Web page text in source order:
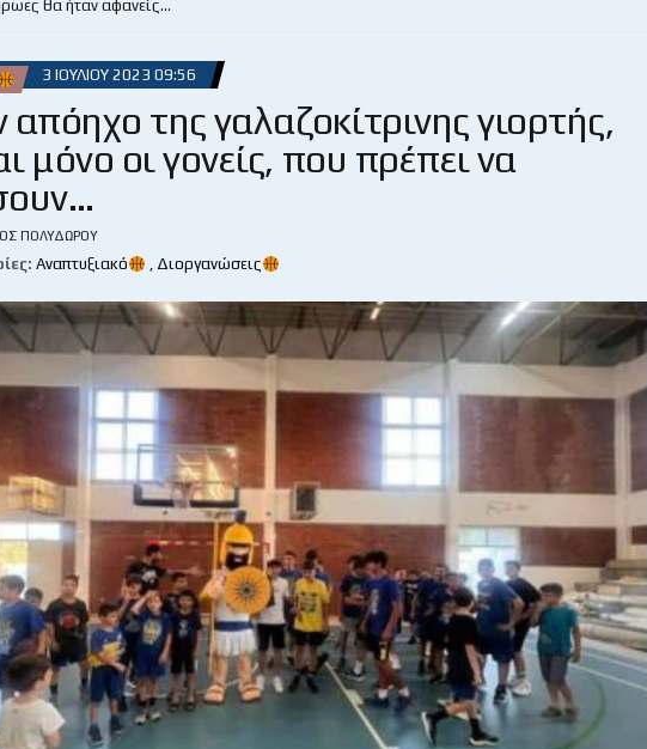
θα ήταν αφανείς…
3 ΙΟΥΛΊΟΥ 2023 09:56
της γαλαζοκίτρινης γιορτής,
μόνο οι γονείς, που πρέπει να
ΠΟΛΥΔΏΡΟΥ
Αναπτυξιακό , Διοργανώσεις